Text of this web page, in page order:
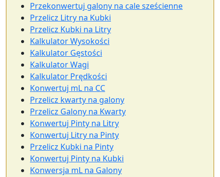
Przekonwertuj galony na cale sześcienne
Przelicz Litry na Kubki
Przelicz Kubki na Litry
Kalkulator Wysokości
Kalkulator Gęstości
Kalkulator Wagi
Kalkulator Prędkości
Konwertuj mL na CC
Przelicz kwarty na galony
Przelicz Galony na Kwarty
Konwertuj Pinty na Litry
Konwertuj Litry na Pinty
Przelicz Kubki na Pinty
Konwertuj Pinty na Kubki
Konwersja mL na Galony